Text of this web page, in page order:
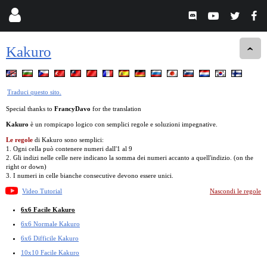
Kakuro
Traduci questo sito.
Special thanks to FrancyDavo for the translation
Kakuro è un rompicapo logico con semplici regole e soluzioni impegnative.
Le regole di Kakuro sono semplici:
1. Ogni cella può contenere numeri dall'1 al 9
2. Gli indizi nelle celle nere indicano la somma dei numeri accanto a quell'indizio. (on the
right or down)
3. I numeri in celle bianche consecutive devono essere unici.
Video Tutorial Nascondi le regole
6x6 Facile Kakuro
6x6 Normale Kakuro
6x6 Difficile Kakuro
10x10 Facile Kakuro